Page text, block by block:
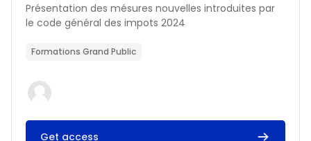
Résumé du cours :
Présentation des mésures nouvelles introduites par
le code général des impots 2024
Formations Grand Public
Get access